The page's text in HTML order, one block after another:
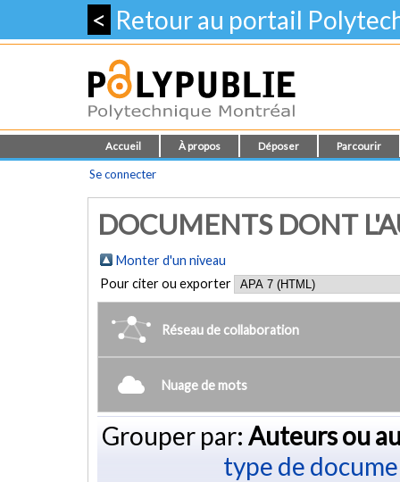
< Retour au portail
Accueil À propos Déposer Parcourir
Se connecter
DOCUMENTS DONT
Monter d'un niveau
Pour citer ou exporter
Réseau de collaboration
Nuage de mots
Grouper par: Auteurs ou
type de